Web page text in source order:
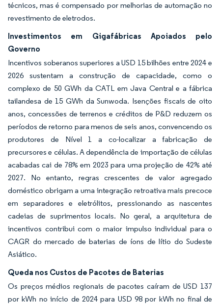
técnicos, mas é compensado por melhorias de automação no
revestimento de eletrodos.
Investimentos em Gigafábricas Apoiados pelo
Governo
Incentivos soberanos superiores a USD 15 bilhões entre 2024 e
2026 sustentam a construção de capacidade, como o
complexo de 50 GWh da CATL em Java Central e a fábrica
tailandesa de 15 GWh da Sunwoda. Isenções fiscais de oito
anos, concessões de terrenos e créditos de P&D reduzem os
períodos de retorno para menos de seis anos, convencendo os
produtores de Nível 1 a co-localizar a fabricação de
precursores e células. A dependência de importação de células
acabadas cai de 78% em 2023 para uma projeção de 42% até
2027. No entanto, regras crescentes de valor agregado
doméstico obrigam a uma integração retroativa mais precoce
em separadores e eletrólitos, pressionando as nascentes
cadeias de suprimentos locais. No geral, a arquitetura de
incentivos contribui com o maior impulso individual para o
CAGR do mercado de baterias de íons de lítio do Sudeste
Asiático.
Queda nos Custos de Pacotes de Baterias
Os preços médios regionais de pacotes caíram de USD 137
por kWh no início de 2024 para USD 98 por kWh no final de